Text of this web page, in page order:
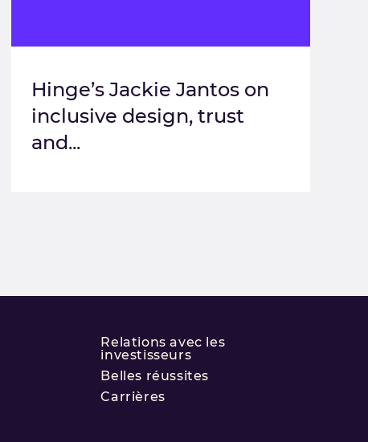
Hinge’s Jackie Jantos on
inclusive design, trust
and...
Relations avec les
investisseurs
Belles réussites
Carrières